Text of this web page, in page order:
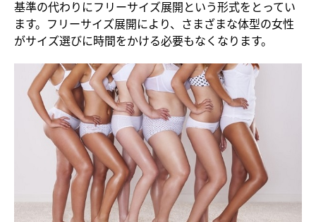
基準の代わりにフリーサイズ展開という形式をとってい
ます。フリーサイズ展開により、さまざまな体型の女性
がサイズ選びに時間をかける必要もなくなります。